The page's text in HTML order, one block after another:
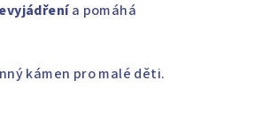
a pomáhá
kámen pro malé děti.